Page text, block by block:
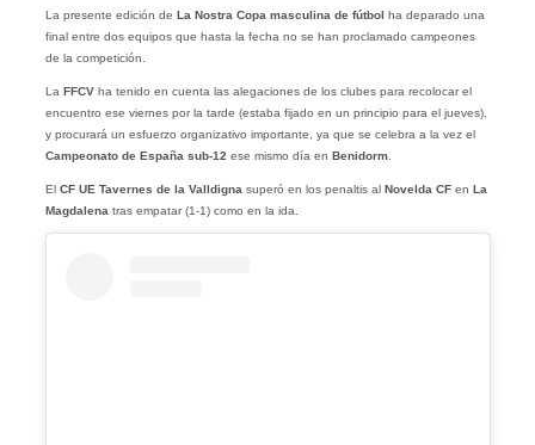
La presente edición de La Nostra Copa masculina de fútbol ha deparado una
final entre dos equipos que hasta la fecha no se han proclamado campeones
de la competición.
La FFCVha tenido en cuenta las alegaciones de los clubes para recolocar el
encuentro ese viernes por la tarde (estaba fijado en un principio para el jueves),
y procurará un esfuerzo organizativo importante, ya que se celebra a la vez el
Campeonato de España sub-12 ese mismo día en Benidorm.
El CF UE Tavernes de la Valldigna superó en los penaltis al Novelda CFen La
Magdalena tras empatar (1-1) como en la ida.